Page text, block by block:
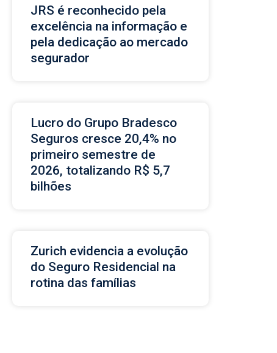
JRS é reconhecido pela
excelência na informação e
pela dedicação ao mercado
segurador
Lucro do Grupo Bradesco
Seguros cresce 20,4% no
primeiro semestre de
2026, totalizando R$ 5,7
bilhões
Zurich evidencia a evolução
do Seguro Residencial na
rotina das famílias